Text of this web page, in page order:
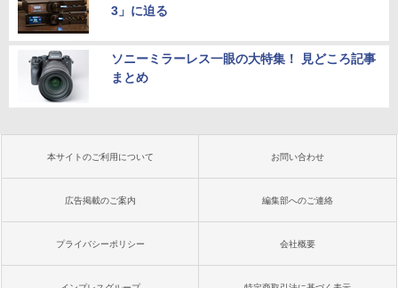
3」に迫る
ソニーミラーレス一眼の大特集！ 見どころ記事
まとめ
本サイトのご利用について お問い合わせ
広告掲載のご案内 編集部へのご連絡
プライバシーポリシー 会社概要